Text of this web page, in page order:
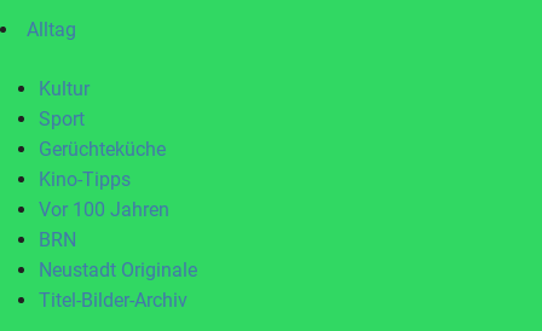
Alltag
Kultur
Sport
Gerüchteküche
Kino-Tipps
Vor 100 Jahren
BRN
Neustadt Originale
Titel-Bilder-Archiv